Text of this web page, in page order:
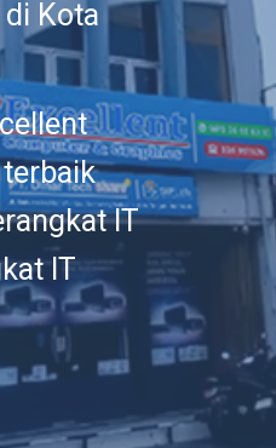
Kota
IT
IT